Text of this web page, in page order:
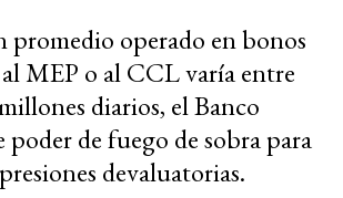
promedio operado en bonos
al MEP o al CCL varía entre
diarios, el Banco
de fuego de sobra para
devaluatorias.